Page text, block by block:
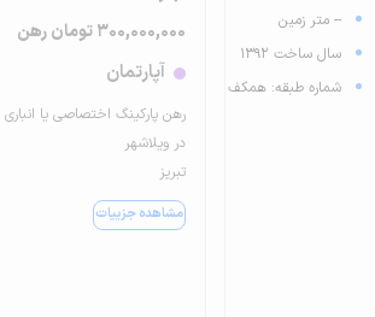
-- متر زمین
سال ساخت 1392
شماره طبقه: همکف
300,000,000 تومان رهن
آپارتمان
رهن پارکینگ اختصاصی یا انباری
در ویلاشهر
تبریز
مشاهده جزییات